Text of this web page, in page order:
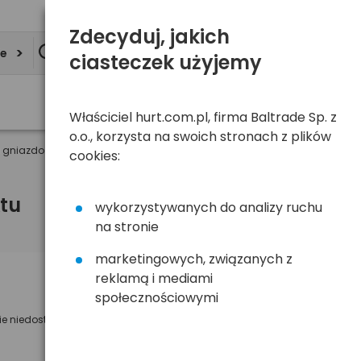
F - wtyk antenowy IEC
niedostępny
Powiadom mnie o dostępności
Zdecyduj, jakich
ciasteczek użyjemy
Właściciel hurt.com.pl, firma Baltrade Sp. z
o.o., korzysta na swoich stronach z plików
cookies:
wykorzystywanych do analizy ruchu
na stronie
marketingowych, związanych z
reklamą i mediami
społecznościowymi